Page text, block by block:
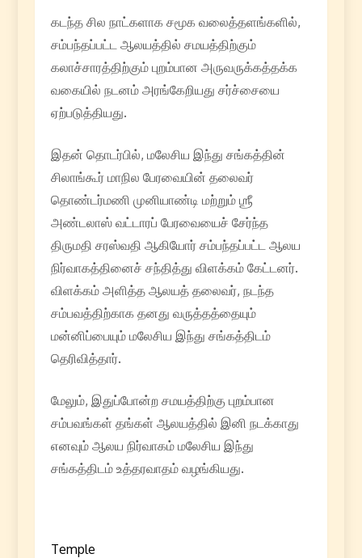
கடந்த சில நாட்களாக சமூக வலைத்தளங்களில்,
சம்பந்தப்பட்ட ஆலயத்தில் சமயத்திற்கும்
கலாச்சாரத்திற்கும் புறம்பான அருவருக்கத்தக்க
வகையில் நடனம் அரங்கேறியது சர்ச்சையை
ஏற்படுத்தியது.
இதன் தொடர்பில், மலேசிய இந்து சங்கத்தின்
சிலாங்கூர் மாநில பேரவையின் தலைவர்
தொண்டர்மணி முனியாண்டி மற்றும் ஶ்ரீ
அண்டலாஸ் வட்டாரப் பேரவையைச் சேர்ந்த
திருமதி சரஸ்வதி ஆகியோர் சம்பந்தப்பட்ட ஆலய
நிர்வாகத்தினைச் சந்தித்து விளக்கம் கேட்டனர்.
விளக்கம் அளித்த ஆலயத் தலைவர், நடந்த
சம்பவத்திற்காக தனது வருத்தத்தையும்
மன்னிப்பையும் மலேசிய இந்து சங்கத்திடம்
தெரிவித்தார்.
மேலும், இதுப்போன்ற சமயத்திற்கு புறம்பான
சம்பவங்கள் தங்கள் ஆலயத்தில் இனி நடக்காது
எனவும் ஆலய நிர்வாகம் மலேசிய இந்து
சங்கத்திடம் உத்தரவாதம் வழங்கியது.
Temple